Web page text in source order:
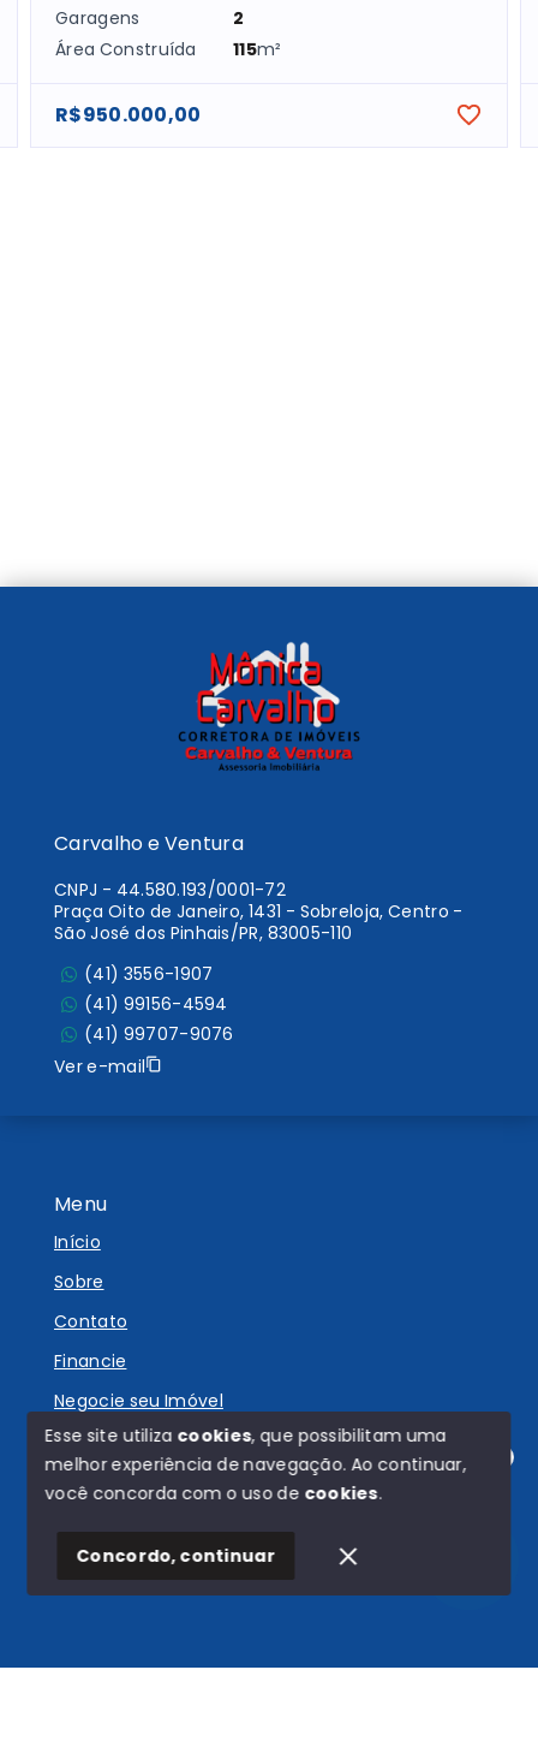
Garagens
2
Área Construída
115m²
R$950.000,00
Olá! Estamos disponíveis para te ajudar.
Menu
Início
Sobre
Contato
Financie
Negocie seu Imóvel
© Copyright 2026 - Carvalho e Ventura - Todos os
SITE PARA IMOBILIARIA
Carvalho e Ventura
CNPJ - 44.580.193/0001-72
Praça Oito de Janeiro, 1431 - Sobreloja, Centro -
São José dos Pinhais/PR, 83005-110
(41) 3556-1907
(41) 99156-4594
(41) 99707-9076
Ver e-mail
Esse site utiliza cookies, que possibilitam uma
melhor experiência de navegação.Ao continuar,
você concorda com o uso de cookies.
Concordo, continuar